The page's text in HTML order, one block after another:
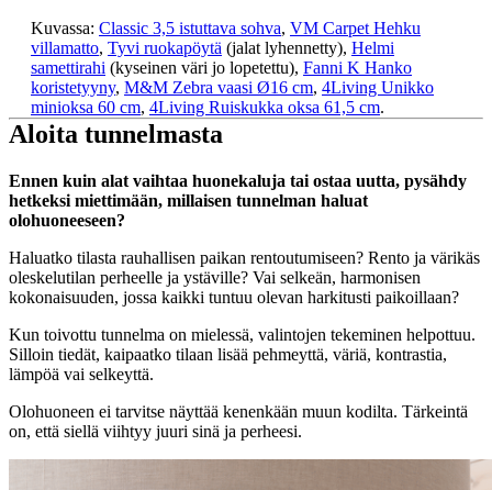
Kuvassa: Classic 3,5 istuttava sohva, VM Carpet Hehku
villamatto, Tyvi ruokapöytä (jalat lyhennetty), Helmi
samettirahi (kyseinen väri jo lopetettu), Fanni K Hanko
koristetyyny, M&M Zebra vaasi Ø16 cm, 4Living Unikko
minioksa 60 cm, 4Living Ruiskukka oksa 61,5 cm.
Aloita tunnelmasta
Ennen kuin alat vaihtaa huonekaluja tai ostaa uutta, pysähdy
hetkeksi miettimään, millaisen tunnelman haluat
olohuoneeseen?
Haluatko tilasta rauhallisen paikan rentoutumiseen? Rento ja värikäs
oleskelutilan perheelle ja ystäville? Vai selkeän, harmonisen
kokonaisuuden, jossa kaikki tuntuu olevan harkitusti paikoillaan?
Kun toivottu tunnelma on mielessä, valintojen tekeminen helpottuu.
Silloin tiedät, kaipaatko tilaan lisää pehmeyttä, väriä, kontrastia,
lämpöä vai selkeyttä.
Olohuoneen ei tarvitse näyttää kenenkään muun kodilta. Tärkeintä
on, että siellä viihtyy juuri sinä ja perheesi.